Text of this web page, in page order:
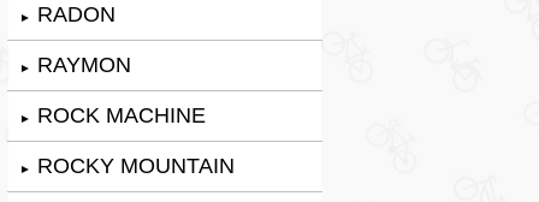
► RADON
► RAYMON
► ROCK MACHINE
► ROCKY MOUNTAIN